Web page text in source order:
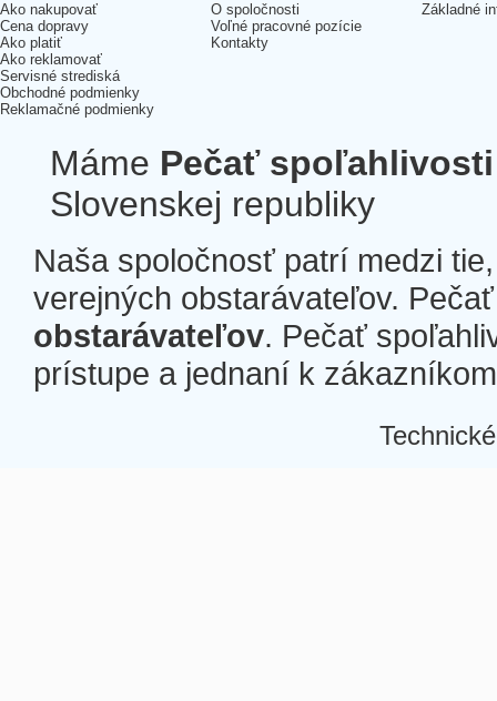
Ako nakupovať
Cena dopravy
Ako platiť
Ako reklamovať
Servisné strediská
Obchodné podmienky
Reklamačné podmienky
O spoločnosti
Voľné pracovné pozície
Kontakty
Základné
Máme Pečať spoľahlivosti
Slovenskej republiky
Naša spoločnosť patrí medzi
verejných obstarávateľov.
obstarávateľov. Pečať
prístupe a jednaní k